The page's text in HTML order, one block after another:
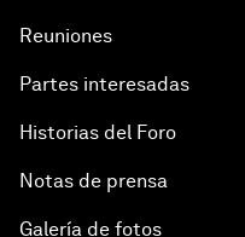
Reuniones
Partes interesadas
Historias del Foro
Notas de prensa
Galería de fotos